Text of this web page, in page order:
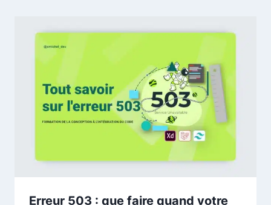
Erreur 503 : que faire quand votre